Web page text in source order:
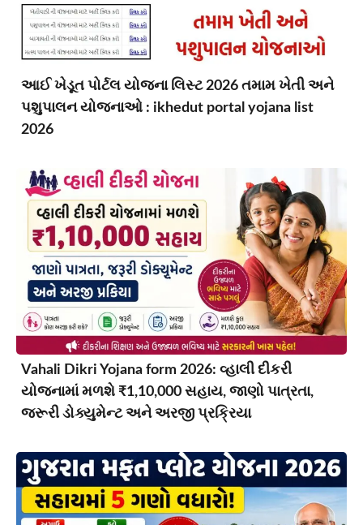
આઈ ખેડૂત પોર્ટલ યોજના લિસ્ટ 2026 તમામ ખેતી અને
પશુપાલન યોજનાઓ : ikhedut portal yojana list
2026
Vahali Dikri Yojana form 2026: વ્હાલી દીકરી
યોજનામાં મળશે ₹1,10,000 સહાય, જાણો પાત્રતા,
જરૂરી ડોક્યુમેન્ટ અને અરજી પ્રક્રિયા